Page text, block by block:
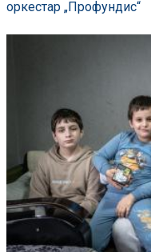
оркестар „Профундис“